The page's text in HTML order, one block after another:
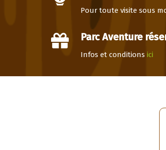
Pour toute visite sous
Parc Aventure
Infos et conditions ici